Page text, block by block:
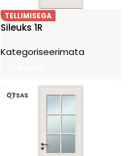
TELLIMISEGA
Sileuks 1R
Kategoriseerimata
OTSAS